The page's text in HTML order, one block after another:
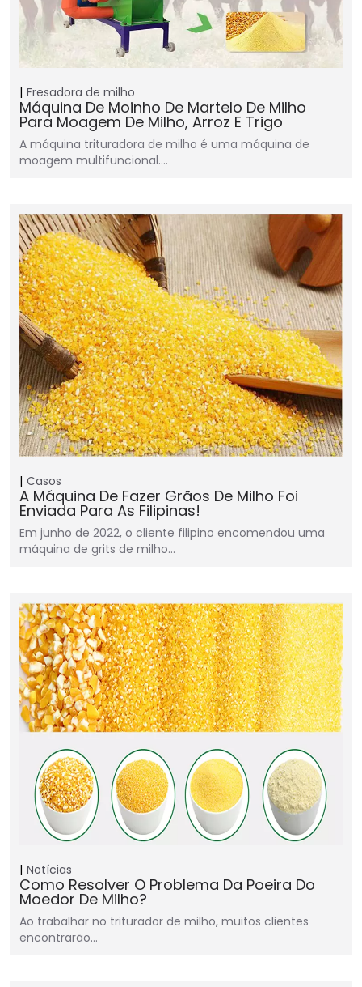
Fresadora de milho
Máquina De Moinho De Martelo De Milho
Para Moagem De Milho, Arroz E Trigo
A máquina trituradora de milho é uma máquina de
moagem multifuncional.…
Casos
A Máquina De Fazer Grãos De Milho Foi
Enviada Para As Filipinas!
Em junho de 2022, o cliente filipino encomendou uma
máquina de grits de milho…
Notícias
Como Resolver O Problema Da Poeira Do
Moedor De Milho?
Ao trabalhar no triturador de milho, muitos clientes
encontrarão…